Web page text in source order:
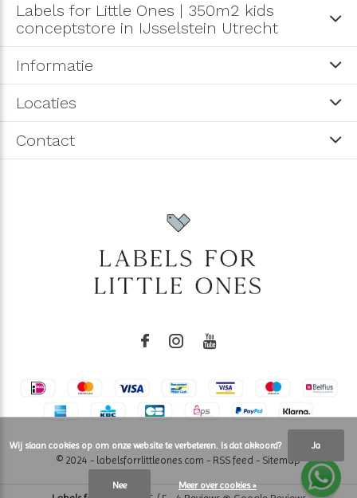
Labels for Little Ones | 350m2 kids
conceptstore in IJsselstein Utrecht
Informatie
Locaties
Contact
© 2024 - labelsforrlittleones.com - RSS feed - Sitemap
Wij slaan cookies op om onze website te verbeteren. Is dat akkoord? Ja
Nee Meer over cookies »